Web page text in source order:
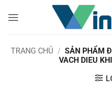
qua
TRANG CHỦ / SẢN PHẨM
VACH DIEU